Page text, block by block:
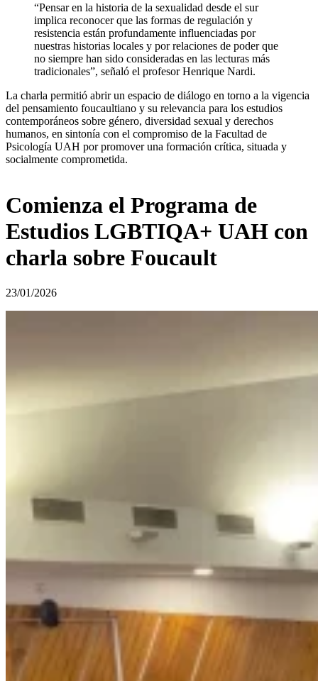
“Pensar en la historia de la sexualidad desde el sur
implica reconocer que las formas de regulación y
resistencia están profundamente influenciadas por
nuestras historias locales y por relaciones de poder que
no siempre han sido consideradas en las lecturas más
tradicionales”, señaló el profesor Henrique Nardi.
La charla permitió abrir un espacio de diálogo en torno a la vigencia
del pensamiento foucaultiano y su relevancia para los estudios
contemporáneos sobre género, diversidad sexual y derechos
humanos, en sintonía con el compromiso de la Facultad de
Psicología UAH por promover una formación crítica, situada y
socialmente comprometida.
Comienza el Programa de
Estudios LGBTIQA+ UAH con
charla sobre Foucault
23/01/2026